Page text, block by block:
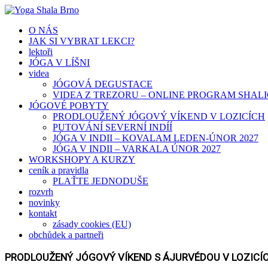
O NÁS
JAK SI VYBRAT LEKCI?
lektoři
JÓGA V LÍŠNI
videa
JÓGOVÁ DEGUSTACE
VIDEA Z TREZORU – ONLINE PROGRAM
JÓGOVÉ POBYTY
PRODLOUŽENÝ JÓGOVÝ VÍKEND V LOZICÍCH
PUTOVÁNÍ SEVERNÍ INDÍÍ
JÓGA V INDII – KOVALAM LEDEN-ÚNOR 2027
JÓGA V INDII – VARKALA ÚNOR 2027
WORKSHOPY A KURZY
ceník a pravidla
PLAŤTE JEDNODUŠE
rozvrh
novinky
kontakt
zásady cookies (EU)
obchůdek a partneři
PRODLOUŽENÝ JÓGOVÝ VÍKEND S ÁJURVÉDOU V